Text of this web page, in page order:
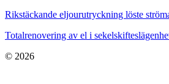
Rikstäckande eljourutryckning löste
Totalrenovering av el i
© 2026